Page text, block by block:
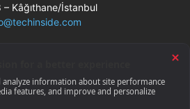
– Kâğıthane/İstanbul
Gizlilik Bildirimi
RSS